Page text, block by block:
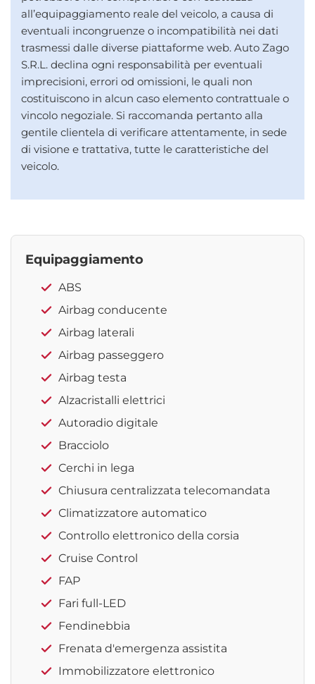
all’equipaggiamento reale del veicolo, a causa di
eventuali incongruenze o incompatibilità nei dati
trasmessi dalle diverse piattaforme web. Auto Zago
S.R.L. declina ogni responsabilità per eventuali
imprecisioni, errori od omissioni, le quali non
costituiscono in alcun caso elemento contrattuale o
vincolo negoziale. Si raccomanda pertanto alla
gentile clientela di verificare attentamente, in sede
di visione e trattativa, tutte le caratteristiche del
veicolo.
Equipaggiamento
ABS
Airbag conducente
Airbag laterali
Airbag passeggero
Airbag testa
Alzacristalli elettrici
Autoradio digitale
Bracciolo
Cerchi in lega
Chiusura centralizzata telecomandata
Climatizzatore automatico
Controllo elettronico della corsia
Cruise Control
FAP
Fari full-LED
Fendinebbia
Frenata d'emergenza assistita
Immobilizzatore elettronico